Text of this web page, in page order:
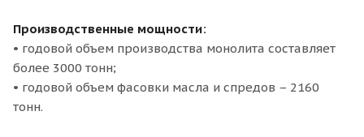
Производственные мощности:
• годовой объем производства монолита составляет
более 3000 тонн;
• годовой объем фасовки масла и спредов – 2160
тонн.